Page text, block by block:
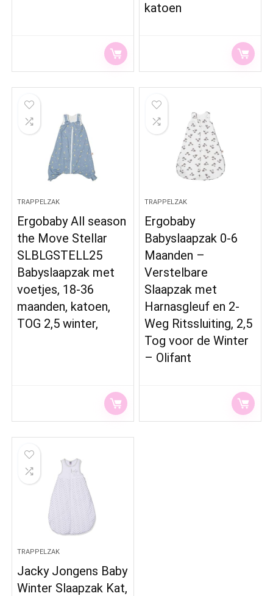
katoen
TRAPPELZAK
Ergobaby All season
the Move Stellar
SLBLGSTELL25
Babyslaapzak met
voetjes, 18-36
maanden, katoen,
TOG 2,5 winter,
TRAPPELZAK
Ergobaby
Babyslaapzak 0-6
Maanden –
Verstelbare
Slaapzak met
Harnasgleuf en 2-
Weg Ritssluiting, 2,5
Tog voor de Winter
– Olifant
TRAPPELZAK
Jacky Jongens Baby
Winter Slaapzak Kat,